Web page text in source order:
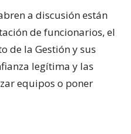
a discusión están
de funcionarios, el
de la Gestión y sus
legítima y las
equipos o poner